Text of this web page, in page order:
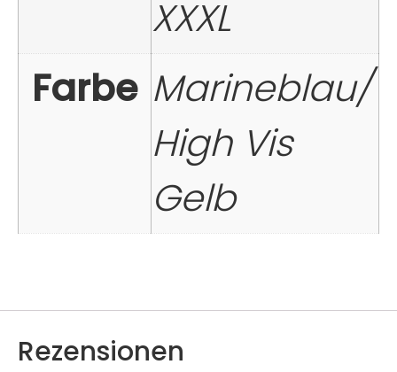
XXXL
Farbe Marineblau/
High Vis
Gelb
Rezensionen